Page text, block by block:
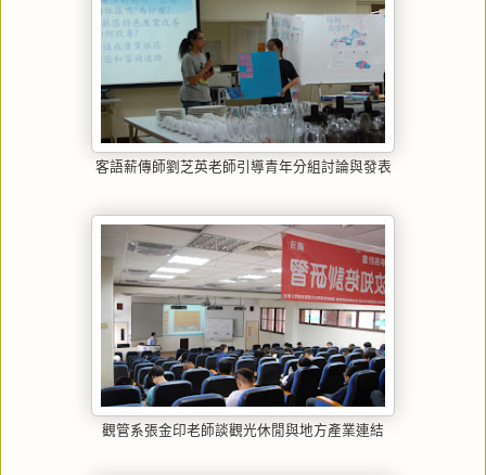
客語薪傳師劉芝英老師引導青年分組討論與發表
觀管系張金印老師談觀光休閒與地方產業連結